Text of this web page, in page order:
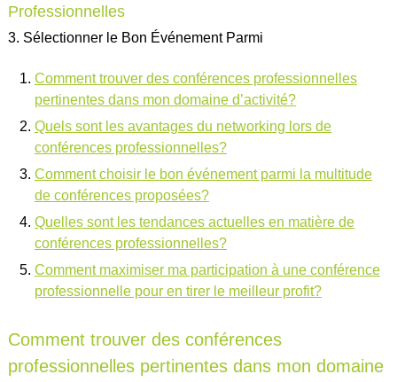
Professionnelles
3. Sélectionner le Bon Événement Parmi
Comment trouver des conférences professionnelles
pertinentes dans mon domaine d’activité?
Quels sont les avantages du networking lors de
conférences professionnelles?
Comment choisir le bon événement parmi la multitude
de conférences proposées?
Quelles sont les tendances actuelles en matière de
conférences professionnelles?
Comment maximiser ma participation à une conférence
professionnelle pour en tirer le meilleur profit?
Comment trouver des conférences
professionnelles pertinentes dans mon domaine